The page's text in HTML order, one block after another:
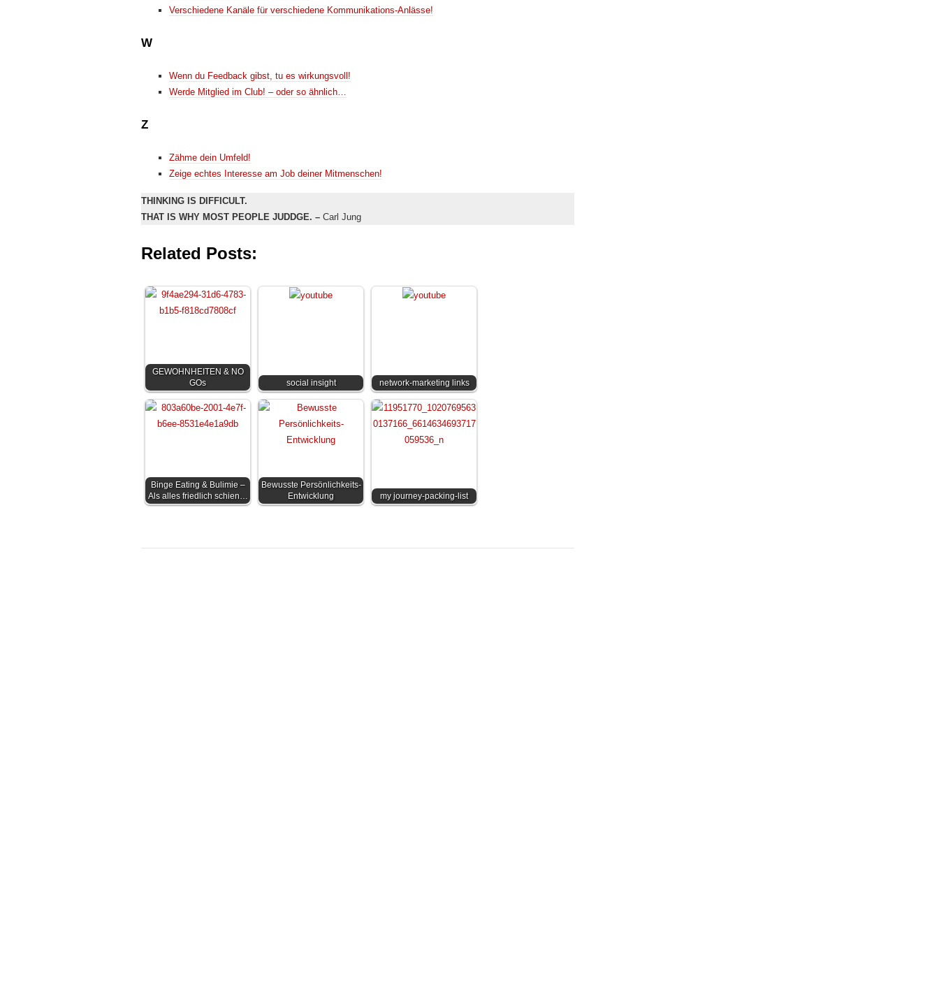
Verschiedene Kanäle für verschiedene Kommunikations-Anlässe!
W
Wenn du Feedback gibst, tu es wirkungsvoll!
Werde Mitglied im Club! – oder so ähnlich…
Z
Zähme dein Umfeld!
Zeige echtes Interesse am Job deiner Mitmenschen!
THINKING IS DIFFICULT.
THAT IS WHY MOST PEOPLE JUDDGE. – Carl Jung
Related Posts:
GEWOHNHEITEN & NO
GOs
social insight network-marketing links
Binge Eating & Bulimie –
Als alles friedlich schien…
Bewusste Persönlichkeits-
Entwicklung
my journey-packing-list